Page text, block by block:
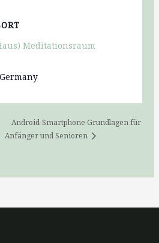
Meditationsraum
Germany
Android-Smartphone Grundlagen für
Anfänger und Senioren